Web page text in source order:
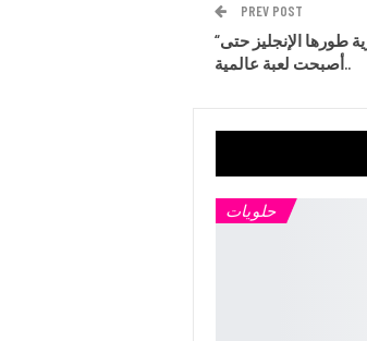
PREV POST
“الحُكشة”.. لعبة مصرية طورها الإنجليز حتى
أصبحت لعبة عالمية..
حلويات